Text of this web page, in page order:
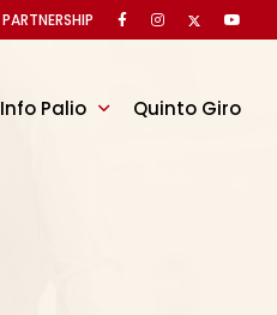
Info Palio Quinto Giro
PARTNERSHIP